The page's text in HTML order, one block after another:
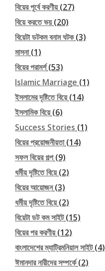
বিয়ের পূর্বে করণীয়(27)
বিয়ে করতে ভয়(20)
বিয়েটা ডটকম বনাম ঘটক(3)
মাসনা(1)
বিয়ের পরামর্শ(53)
Islamic Marriage (1)
ইসলামের দৃষ্টিতে বিয়ে(14)
ইসলামিক বিয়ে(6)
Success Stories (1)
বিয়ের প্রয়োজনীয়তা(14)
সফল বিয়ের গল্প(9)
ধর্মীয় দৃষ্টিতে বিয়ে(2)
বিয়ের আয়োজন(3)
ধর্মীয় দৃষ্টিতে বিয়ে(2)
বিয়েটা ডট কম সাইট(15)
বিয়ের পর করণীয়(12)
বাংলাদেশের ম্যাট্রিমনিয়াল সাইট(4)
ঈমানদার নারীদের সম্পর্কে(2)